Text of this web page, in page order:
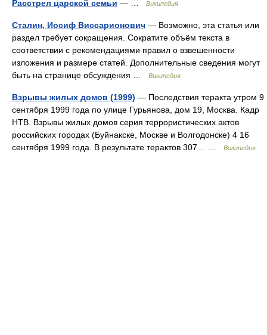
Расстрел царской семьи — … Википедия
Сталин, Иосиф Виссарионович — Возможно, эта статья или
раздел требует сокращения. Сократите объём текста в
соответствии с рекомендациями правил о взвешенности
изложения и размере статей. Дополнительные сведения могут
быть на странице обсуждения …
Википедия
Взрывы жилых домов (1999) — Последствия теракта утром 9
сентября 1999 года по улице Гурьянова, дом 19, Москва. Кадр
НТВ. Взрывы жилых домов серия террористических актов
российских городах (Буйнакске, Москве и Волгодонске) 4 16
сентября 1999 года. В результате терактов 307… …
Википедия